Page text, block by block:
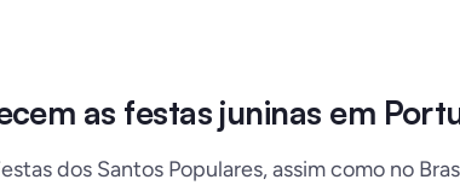
as festas juninas em
dos Santos Populares, assim como no